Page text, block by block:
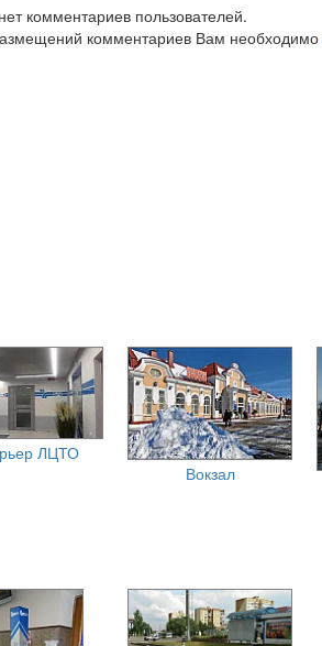
комментариев пользователей.
комментариев Вам необходимо
ЛЦТО
Вокзал